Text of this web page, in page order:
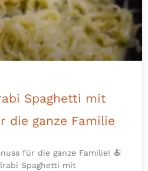
Spaghetti mit
die ganze Familie
für die ganze Familie! 🍝
Spaghetti mit